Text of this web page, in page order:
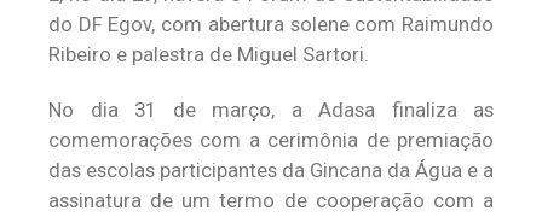
do DF Egov, com abertura solene com Raimundo
Ribeiro e palestra de Miguel Sartori.
No dia 31 de março, a Adasa finaliza as
comemorações com a cerimônia de premiação
das escolas participantes da Gincana da Água e a
assinatura de um termo de cooperação com a